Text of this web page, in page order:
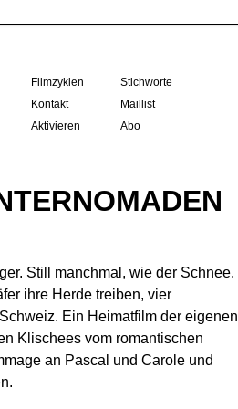
Filmzyklen
Stichworte
Kontakt
Maillist
Aktivieren Abo
Still manchmal, wie der Schnee.
ihre Herde treiben, vier
Ein Heimatfilm der eigenen
Klischees vom romantischen
an Pascal und Carole und